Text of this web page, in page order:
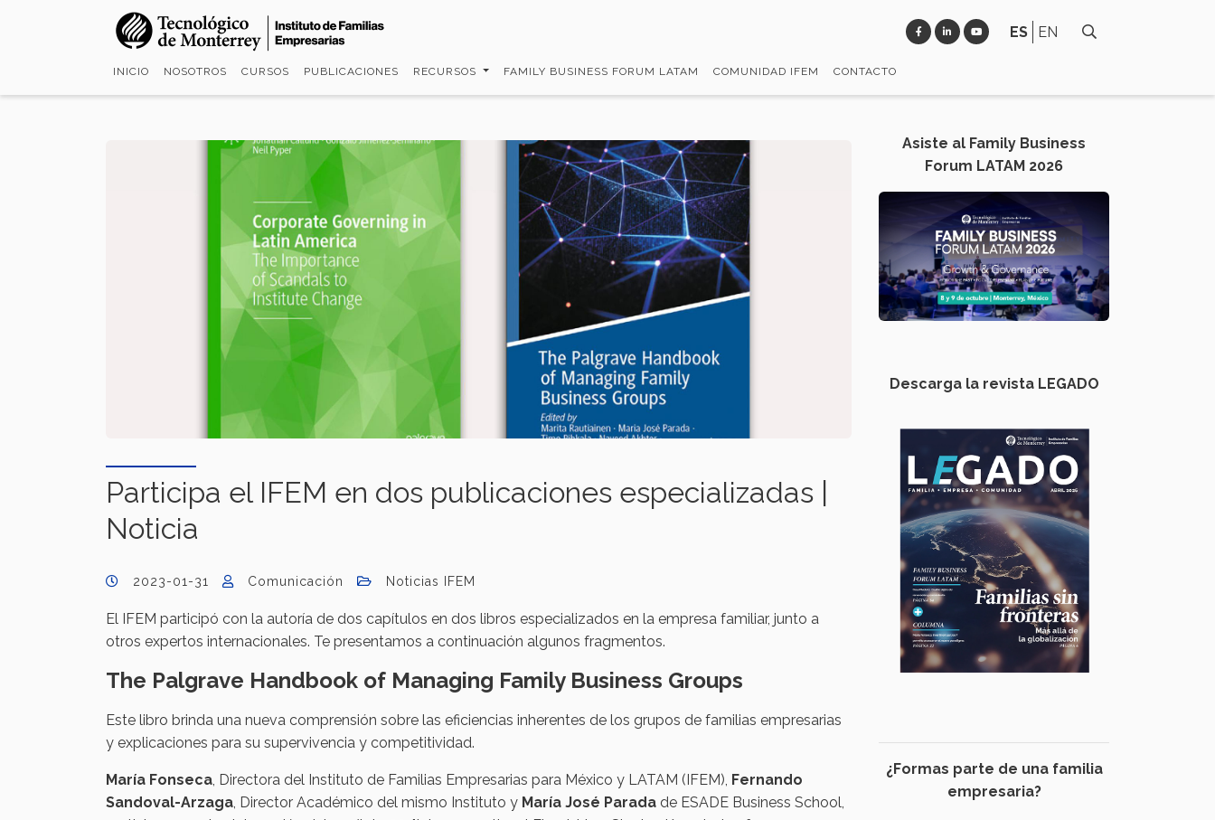
ES EN
INICIO NOSOTROS CURSOS PUBLICACIONES RECURSOS FAMILY BUSINESS FORUM LATAM COMUNIDAD IFEM CONTACTO
Participa el IFEM en dos publicaciones especializadas |
Noticia
2023-01-31 Comunicación Noticias IFEM
El IFEM participó con la autoría de dos capítulos en dos libros especializados en la empresa familiar, junto a
otros expertos internacionales. Te presentamos a continuación algunos fragmentos.
The Palgrave Handbook of Managing Family Business Groups
Este libro brinda una nueva comprensión sobre las eficiencias inherentes de los grupos de familias empresarias
y explicaciones para su supervivencia y competitividad.
María Fonseca, Directora del Instituto de Familias Empresarias para México y LATAM (IFEM), Fernando
Sandoval-Arzaga, Director Académico del mismo Instituto y María José Parada de ESADE Business School,
Asiste al Family Business
Forum LATAM 2026
Descarga la revista LEGADO
¿Formas parte de una familia
empresaria?